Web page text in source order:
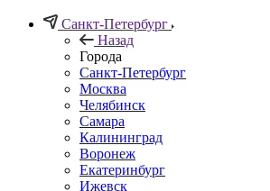
Санкт-Петербург
Назад
Города
Санкт-Петербург
Москва
Челябинск
Самара
Калининград
Воронеж
Екатеринбург
Ижевск